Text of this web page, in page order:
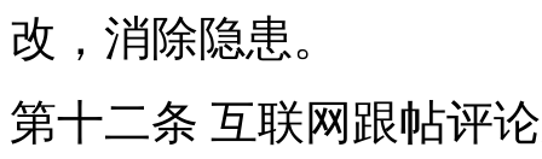
改，消除隐患。
第十二条 互联网跟帖评